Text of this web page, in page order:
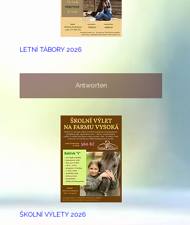
LETNÍ TÁBORY 2026
Antworten
ŠKOLNÍ VÝLETY 2026